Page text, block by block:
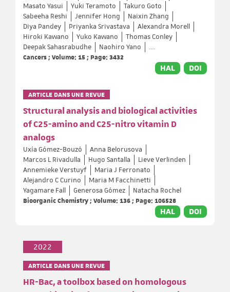
Masato Yasui
Yuki Teramoto
Takuro Goto
Sabeeha Reshi
Jennifer Hong
Naixin Zhang
Diya Pandey
Priyanka Srivastava
Alexandra Morell
Hiroki Kawano
Yuko Kawano
Thomas Conley
Deepak Sahasrabudhe
Naohiro Yano
...
Cancers ; Volume: 15 ; Page: 3432
HAL DOI
ARTICLE DANS UNE REVUE
Structural analysis and biological activities
of C25-amino and C25-nitro vitamin D
analogs
Uxía Gómez-Bouzó
Anna Belorusova
Marcos L Rivadulla
Hugo Santalla
Lieve Verlinden
Annemieke Verstuyf
Maria J Ferronato
Alejandro C Curino
Maria M Facchinetti
Yagamare Fall
Generosa Gómez
Natacha Rochel
Bioorganic Chemistry ; Volume: 136 ; Page: 106528
HAL DOI
2022
ARTICLE DANS UNE REVUE
HR-Bac, a toolbox based on homologous